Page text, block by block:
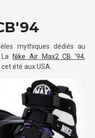
mythiques dédiés au
Nike Air Max2 CB ’94,
été aux USA.